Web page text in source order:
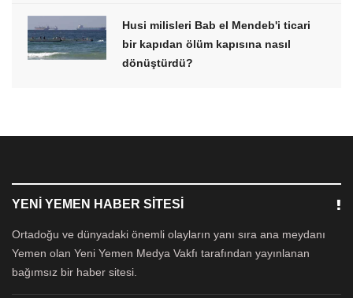
Husi milisleri Bab el Mendeb'i ticari
bir kapıdan ölüm kapısına nasıl
dönüştürdü?
YENI YEMEN HABER SITESI
Ortadoğu ve dünyadaki önemli olayların yanı sıra ana meydanı
Yemen olan Yeni Yemen Medya Vakfı tarafından yayınlanan
bağımsız bir haber sitesi.